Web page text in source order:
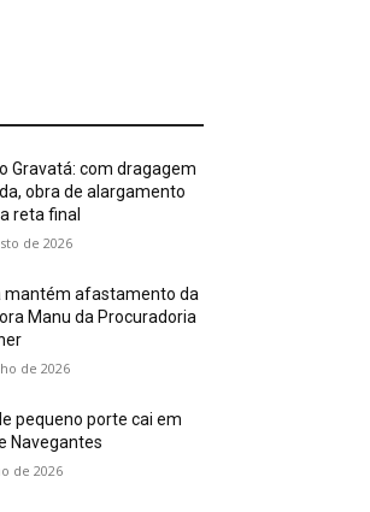
Juca
Prefeitura
Especial: Educador
Oliveira fala sobre
do cansaço
Especial: Advogada
marcas e patentes
Gravatá: com dragagem
obra de alargamento
reta final
de 2026
mantém afastamento da
Manu da Procuradoria
de 2026
pequeno porte cai em
Navegantes
de 2026